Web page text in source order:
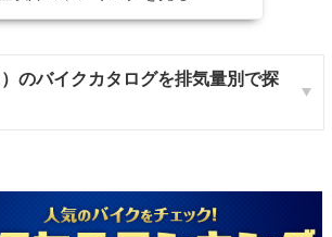
のバイクカタログを排気量別で探